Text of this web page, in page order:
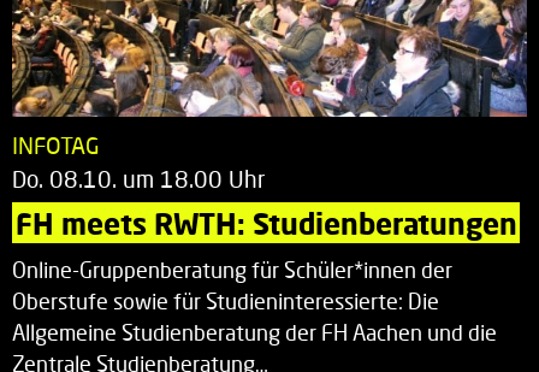
INFOTAG
Do. 08.10. um 18.00 Uhr
FH meets RWTH: Studienberatungen
Online-Gruppenberatung für Schüler*innen der
Oberstufe sowie für Studieninteressierte: Die
Allgemeine Studienberatung der FH Aachen und die
Zentrale Studienberatung…